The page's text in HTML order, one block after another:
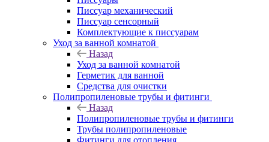
Писсуар механический
Писсуар сенсорный
Комплектующие к писсуарам
Уход за ванной комнатой
Назад
Уход за ванной комнатой
Герметик для ванной
Средства для очистки
Полипропиленовые трубы и фитинги
Назад
Полипропиленовые трубы и фитинги
Трубы полипропиленовые
Фитинги для отопления